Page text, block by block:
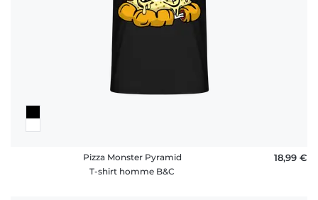
Pizza Monster Pyramid
T-shirt homme B&C
18,99 €